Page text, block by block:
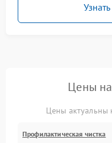
Цены
Цены актуальны
Профилактическая чистка